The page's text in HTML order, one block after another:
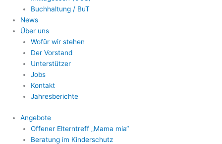
Buchhaltung / BuT
News
Über uns
Wofür wir stehen
Der Vorstand
Unterstützer
Jobs
Kontakt
Jahresberichte
Angebote
Offener Elterntreff „Mama mia“
Beratung im Kinderschutz